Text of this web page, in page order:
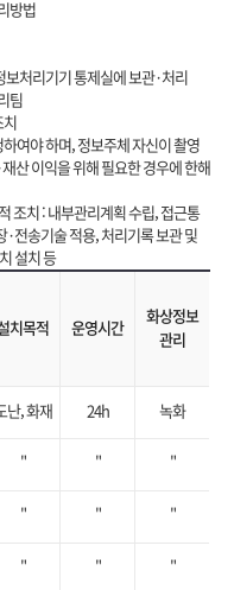
방법
처리기기 통제실에 보관·처리
팀
여야 하며, 정보주체 자신이 촬영
산 이익을 위해 필요한 경우에 한해
조치 : 내부관리계획 수립, 접근통
·전송기술 적용, 처리기록 보관 및
설치 등
치목적 운영시간
화상정보
관리
난, 화재 24h 녹화
" " "
" " "
" " "